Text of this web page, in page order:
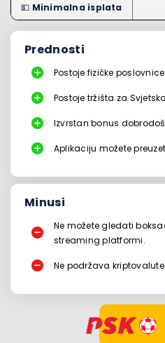
💵 Minimalna isplata
Prednosti
Postoje fizičke
Postoje tržišta za
Izvrstan bonus
Aplikaciju možete
Minusi
Ne možete gledati
streaming platformi.
Ne podržava kriptovalute.